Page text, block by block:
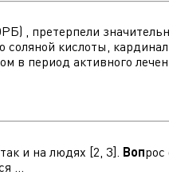
, претерпели
кислоты,
в период активного
и на людях [2, 3]. Вопрос
...